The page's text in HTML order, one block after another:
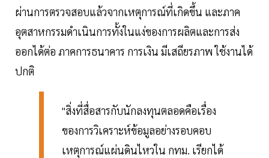
ผ่านการตรวจสอบแล้วจากเหตุการณ์ที่เกิดขึ้น และภาค
อุตสาหกรรมดำเนินการทั้งในแง่ของการผลิตและการส่ง
ออกได้ต่อ ภาคการธนาคาร การเงิน มีเสถียรภาพ ใช้งานได้
ปกติ
"สิ่งที่สื่อสารกับนักลงทุนตลอดคือเรื่อง
ของการวิเคราะห์ข้อมูลอย่างรอบคอบ
เหตุการณ์แผ่นดินไหวใน กทม. เรียกได้